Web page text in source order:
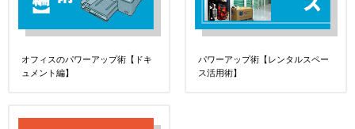
オフィスのパワーアップ術【ドキ
ュメント編】
パワーアップ術【レンタルスペー
ス活用術】